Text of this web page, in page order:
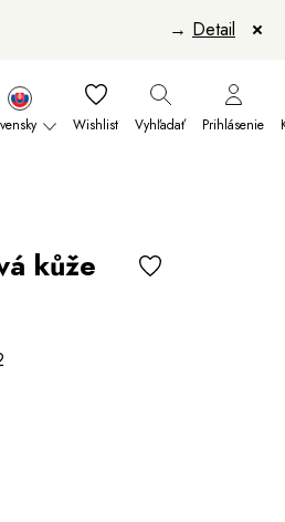
→ Detail
Wishlist Vyhľadať Prihlásenie
kůže